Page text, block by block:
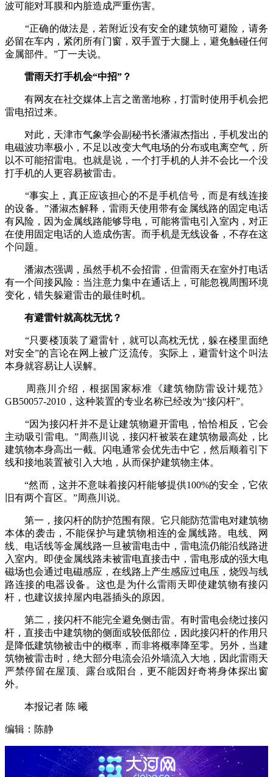
波可能对耳膜和内脏造成严重伤害。
“正确的做法是，若附近没有安全的建筑物可避险，请务
必留在车内，紧闭所有门窗，双手置于大腿上，避免触碰任何
金属部件。”丁一夫说。
雷雨天打手机会“中招”？
有网友在社交媒体上言之凿凿地称，打雷时使用手机会把
雷电招过来。
对此，天津市气象学会副秘书长潘淑杰指出，手机发出的
电磁波功率极小，不足以改变大气电场的分布或电离空气，所
以不可能招雷电。也就是说，一个打手机的人并不会比一个没
打手机的人更容易被雷击。
“事实上，真正应该担心的不是手机信号，而是有线连接
的设备。”潘淑杰解释，雷雨天使用带有金属线路的固定电话
有风险，因为金属线路能够导电，可能将雷电引入室内，对正
在使用固定电话的人造成伤害。而手机是无线设备，不存在这
个问题。
潘淑杰强调，虽然手机不会招雷，但雷雨天在室外打电话
有一个间接风险：当注意力集中在通话上，可能忽视周围环境
变化，错失躲避雷击的最佳时机。
有避雷针就高枕无忧？
“只要楼顶装了避雷针，就可以高枕无忧，躲在楼里面绝
对安全”的言论在网上被广泛流传。实际上，避雷针这个叫法
本身就容易让人误解。
周燕川介绍，根据国家标准《建筑物防雷设计规范》
GB50057-2010，这种装置的专业名称已经改为“接闪杆”。
“因为接闪杆并不是让建筑物避开雷电，恰恰相反，它会
主动吸引雷电。”周燕川说，接闪杆被装在建筑物最高处，比
建筑物本身高出一截。闪电通常会优先击中它，然后顺着引下
线和接地装置被引入大地，从而保护建筑物主体。
“然而，这并不意味着接闪杆能够提供100%的安全，它依
旧有两个盲区。”周燕川说。
第一，接闪杆的防护范围有限。它只能防范雷电对建筑物
本体的袭击，不能保护与建筑物相连的金属线路。电线、网
线、电话线等金属线路一旦被雷电击中，雷电流仍能沿线路进
入室内。即使金属线路未被雷电直接击中，雷电形成的强大电
磁场也会通过电磁感应，在线路上产生感应过电压，烧毁与线
路连接的电器设备。这也是为什么雷雨天即使建筑物有接闪
杆，也建议拔掉屋内电器插头的原因。
第二，接闪杆不能完全避免侧击雷。有时雷电会绕过接闪
杆，直接击中建筑物的侧面或较低部位，因此接闪杆的作用只
是降低建筑物被击中的概率，而非将概率降至零。另外，当建
筑物被雷击时，绝大部分电流会沿外墙流入大地，因此雷雨天
严禁停留在屋顶、露台或阳台，更不能因好奇将身体探出窗
外。
本报记者 陈 曦
编辑：陈静